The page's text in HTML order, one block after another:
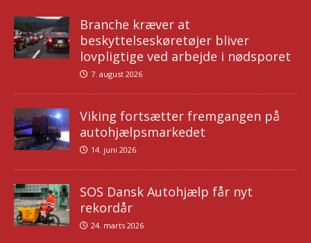
Branche kræver at
beskyttelseskøretøjer bliver
lovpligtige ved arbejde i nødsporet
7. august 2026
Viking fortsætter fremgangen på
autohjælpsmarkedet
14. juni 2026
SOS Dansk Autohjælp får nyt
rekordår
24. marts 2026